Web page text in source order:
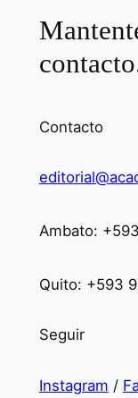
Contacto
Ambato:
Quito: +593
Seguir
Instagram /